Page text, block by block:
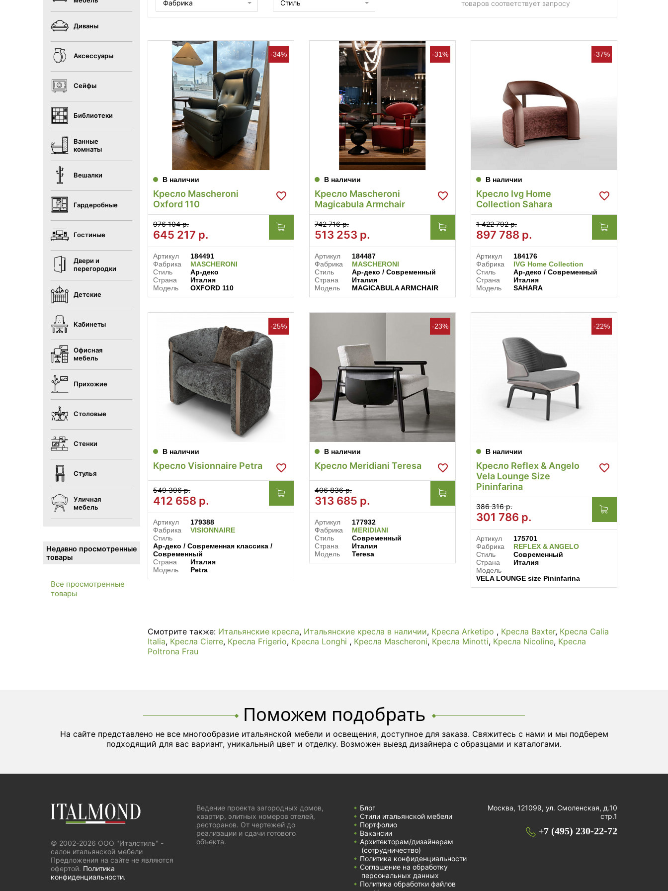
Диваны
Аксессуары
Сейфы
Библиотеки
Ванные
комнаты
Вешалки
Гардеробные
Гостиные
Двери и
перегородки
Детские
Кабинеты
Офисная
мебель
Прихожие
Столовые
Стенки
Стулья
Уличная
мебель
Недавно просмотренные
товары
Все просмотренные
товары
Фабрика Стиль товаров соответствует запросу
-34%
В наличии
Кресло Mascheroni
Oxford 110
976 104 р.
645 217 р.
Артикул
184491
Фабрика
MASCHERONI
Стиль
Ар-деко
Страна
Италия
Модель
OXFORD 110
-31%
В наличии
Кресло Mascheroni
Magicabula Armchair
742 716 р.
513 253 р.
Артикул
184487
Фабрика
MASCHERONI
Стиль
Ар-деко / Современный
Страна
Италия
Модель
MAGICABULA ARMCHAIR
-37%
В наличии
Кресло Ivg Home
Collection Sahara
1 422 792 р.
897 788 р.
Артикул
184176
Фабрика
IVG Home Collection
Стиль
Ар-деко / Современный
Страна
Италия
Модель
SAHARA
-25%
В наличии
Кресло Visionnaire Petra
549 396 р.
412 658 р.
Артикул
179388
Фабрика
VISIONNAIRE
Стиль
Ар-деко / Современная классика /
Современный
Страна
Италия
Модель
Petra
-23%
В наличии
Кресло Meridiani Teresa
406 836 р.
313 685 р.
Артикул
177932
Фабрика
MERIDIANI
Стиль
Современный
Страна
Италия
Модель
Teresa
-22%
В наличии
Кресло Reflex & Angelo
Vela Lounge Size
Pininfarina
386 316 р.
301 786 р.
Артикул
175701
Фабрика
REFLEX & ANGELO
Стиль
Современный
Страна
Италия
Модель
VELA LOUNGE size Pininfarina
Смотрите также: Итальянские кресла, Итальянские кресла в наличии, Кресла Arketipo , Кресла Baxter, Кресла Calia
Italia, Кресла Cierre, Кресла Frigerio, Кресла Longhi , Кресла Mascheroni, Кресла Minotti, Кресла Nicoline, Кресла
Poltrona Frau
Поможем подобрать
На сайте представлено не все многообразие итальянской мебели и освещения, доступное для заказа. Свяжитесь с нами и мы подберем
подходящий для вас вариант, уникальный цвет и отделку. Возможен выезд дизайнера с образцами и каталогами.
© 2002-2026 ООО "Италстиль" -
салон итальянской мебели
Предложения на сайте не являются
офертой. Политика
конфиденциальности.
Ведение проекта загородных домов,
квартир, элитных номеров отелей,
ресторанов. От чертежей до
реализации и сдачи готового
объекта.
Блог
Стили итальянской мебели
Портфолио
Вакансии
Архитекторам/дизайнерам
(cотрудничество)
Политика конфиденциальности
Соглашение на обработку
персональных данных
Политика обработки файлов
Москва, 121099, ул. Смоленская, д.10
стр.1
+7 (495) 230-22-72